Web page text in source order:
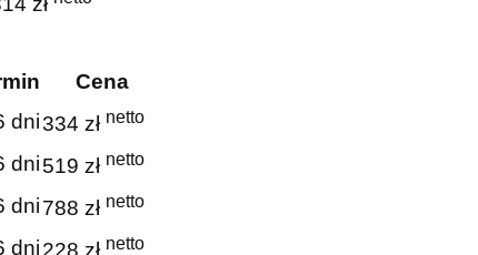
Cena
dni334 zł netto
dni519 zł netto
dni788 zł netto
dni netto